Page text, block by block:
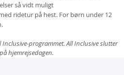
så vidt muligt
ridetur på hest. For børn under 12
programmet. All Inclusive slutter
hjemrejsedagen.